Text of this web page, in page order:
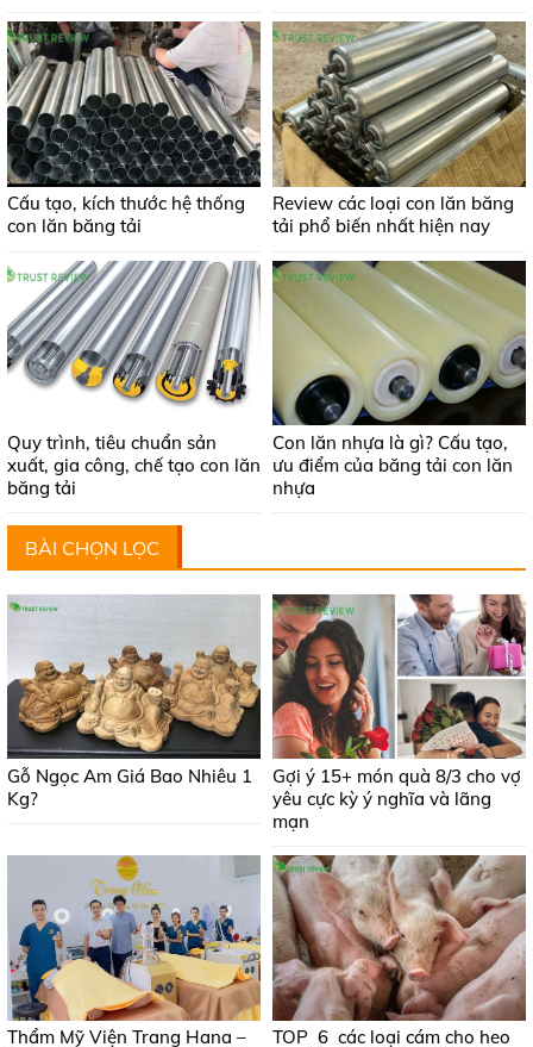
Cấu tạo, kích thước hệ thống
con lăn băng tải
Review các loại con lăn băng
tải phổ biến nhất hiện nay
Quy trình, tiêu chuẩn sản
xuất, gia công, chế tạo con lăn
băng tải
Con lăn nhựa là gì? Cấu tạo,
ưu điểm của băng tải con lăn
nhựa
BÀI CHỌN LỌC
Gỗ Ngọc Am Giá Bao Nhiêu 1
Kg?
Gợi ý 15+ món quà 8/3 cho vợ
yêu cực kỳ ý nghĩa và lãng
mạn
Thẩm Mỹ Viện Trang Hana –
TOP 6 các loại cám cho heo